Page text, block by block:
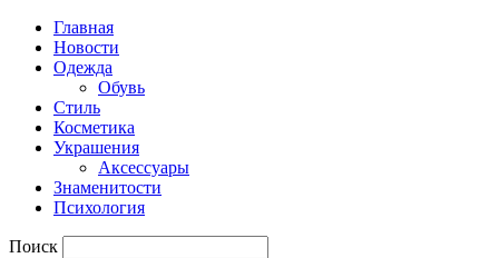
Главная
Новости
Одежда
Обувь
Стиль
Косметика
Украшения
Аксессуары
Знаменитости
Психология
Поиск